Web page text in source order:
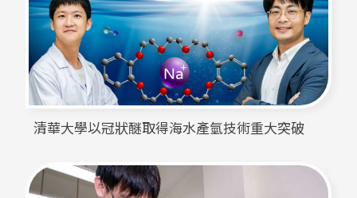
清華大學以冠狀醚取得海水產氫技術重大突破